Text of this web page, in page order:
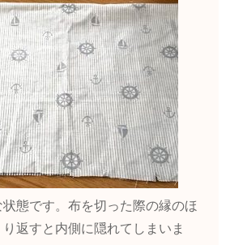
態です。布を切った際の縁のほ
返すと内側に隠れてしまいま